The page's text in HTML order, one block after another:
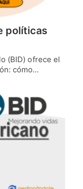
políticas
(BID) ofrece el
cómo…